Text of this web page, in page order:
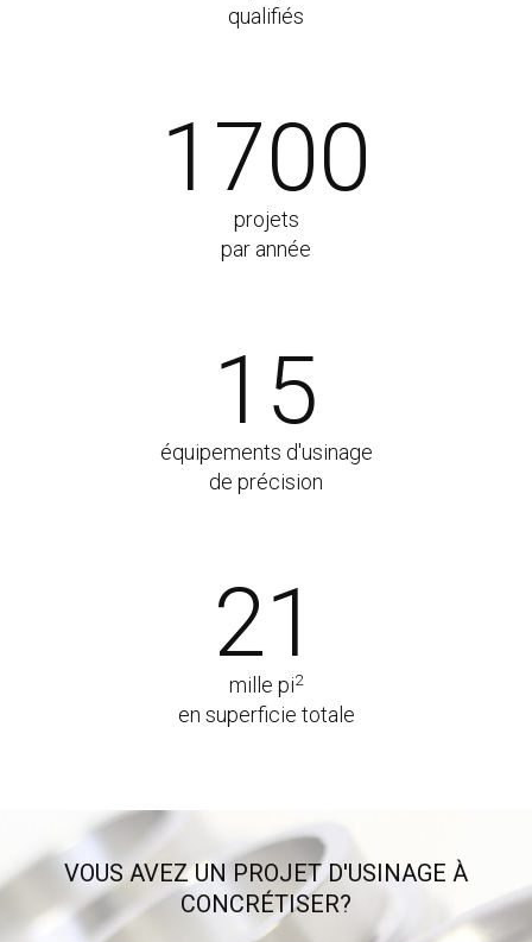
qualifiés
1700
projets
par année
15
équipements d'usinage
de précision
21
mille pi2
en superficie totale
VOUS AVEZ UN PROJET D'USINAGE À
CONCRÉTISER?